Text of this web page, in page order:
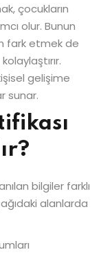
çocukların
olur. Bunun
fark etmek de
gelişime
sunar.
bilgiler farklı
alanlarda